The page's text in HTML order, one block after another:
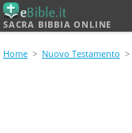
SACRA BIBBIA ONLINE
Home > Nuovo Testamento >